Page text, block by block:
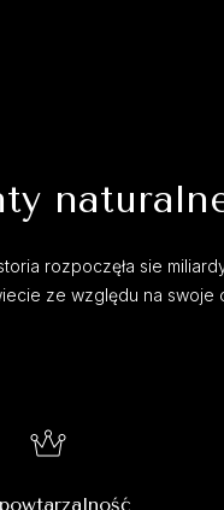
rozpoczęła sie
ze względu na